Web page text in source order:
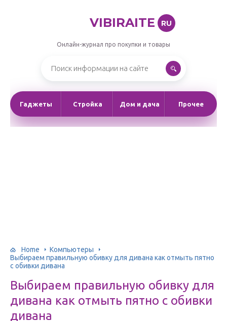
VIBIRAITE RU
Онлайн-журнал про покупки и товары
Гаджеты Стройка Дом и дача Прочее
Home
Компьютеры
Выбираем правильную обивку для дивана как отмыть пятно
с обивки дивана
Выбираем правильную обивку для
дивана как отмыть пятно с обивки
дивана